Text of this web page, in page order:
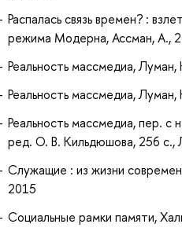
Распалась связь времен? :
режима Модерна, Ассман, А.,
Реальность массмедиа,
Реальность массмедиа,
Реальность массмедиа, пер.
ред. О. В. Кильдюшова, 256 с.,
Служащие : из жизни
2015
Социальные рамки памяти,